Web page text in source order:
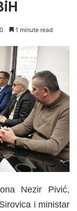
1 minute read
Nezir Pivić,
i ministar